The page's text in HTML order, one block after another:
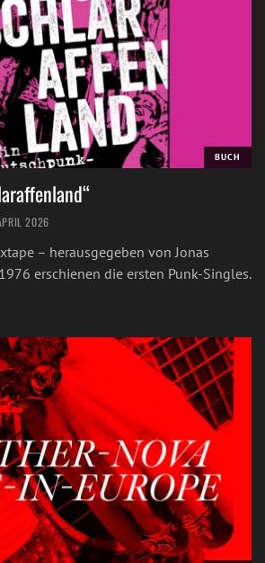
BUCH
2026
– herausgegeben von Jonas
erschienen die ersten Punk-Singles.